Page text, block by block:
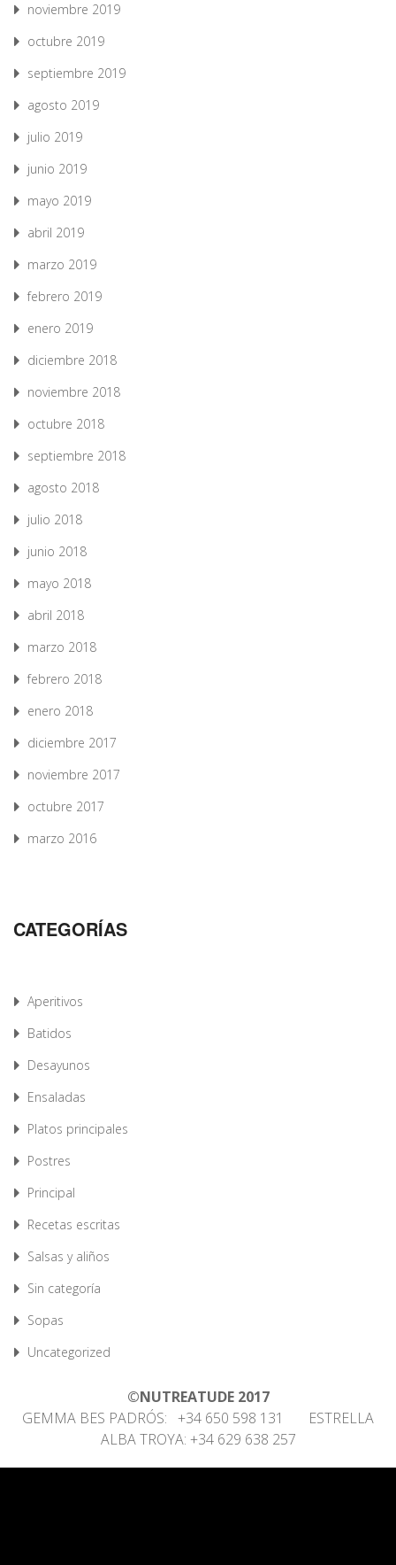
noviembre 2019
octubre 2019
septiembre 2019
agosto 2019
julio 2019
junio 2019
mayo 2019
abril 2019
marzo 2019
febrero 2019
enero 2019
diciembre 2018
noviembre 2018
octubre 2018
septiembre 2018
agosto 2018
julio 2018
junio 2018
mayo 2018
abril 2018
marzo 2018
febrero 2018
enero 2018
diciembre 2017
noviembre 2017
octubre 2017
marzo 2016
CATEGORÍAS
Aperitivos
Batidos
Desayunos
Ensaladas
Platos principales
Postres
Principal
Recetas escritas
Salsas y aliños
Sin categoría
Sopas
Uncategorized
©NUTREATUDE 2017
GEMMA BES PADRÓS: +34 650 598 131 ESTRELLA
ALBA TROYA: +34 629 638 257